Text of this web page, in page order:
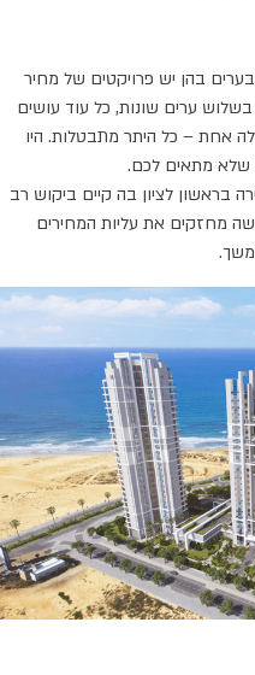
בהן יש פרויקטים של מחיר
ערים שונות, כל עוד עושים
אחת – כל היתר מתבטלות. היו
שלא מתאים לכם.
בראשון לציון בה קיים ביקוש רב
מחזקים את עליות המחירים